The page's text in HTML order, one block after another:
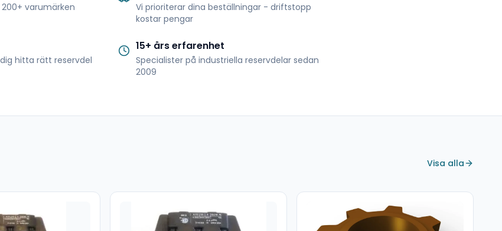
varumärken
Vi prioriterar dina beställningar - driftstopp
kostar pengar
hitta rätt reservdel
15+ års erfarenhet
Specialister på industriella reservdelar sedan
2009
Visa alla